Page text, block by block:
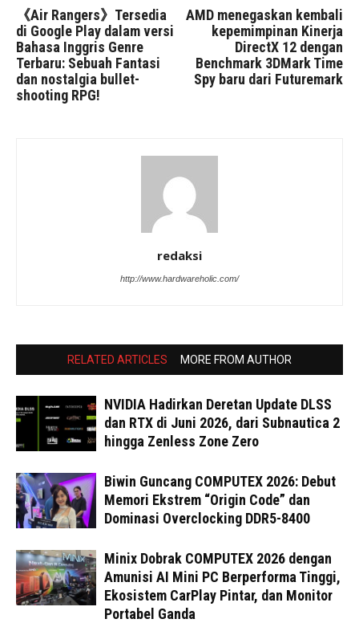
《Air Rangers》Tersedia
di Google Play dalam versi
Bahasa Inggris Genre
Terbaru: Sebuah Fantasi
dan nostalgia bullet-
shooting RPG!
AMD menegaskan kembali
kepemimpinan Kinerja
DirectX 12 dengan
Benchmark 3DMark Time
Spy baru dari Futuremark
redaksi
http://www.hardwareholic.com/
RELATED ARTICLES MORE FROM AUTHOR
NVIDIA Hadirkan Deretan Update DLSS
dan RTX di Juni 2026, dari Subnautica 2
hingga Zenless Zone Zero
Biwin Guncang COMPUTEX 2026: Debut
Memori Ekstrem “Origin Code” dan
Dominasi Overclocking DDR5-8400
Minix Dobrak COMPUTEX 2026 dengan
Amunisi AI Mini PC Berperforma Tinggi,
Ekosistem CarPlay Pintar, dan Monitor
Portabel Ganda